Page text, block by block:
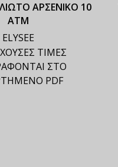
ΑΡΣΕΝΙΚΟ 10
ΑΤΜ
ELYSEE
ΤΙΜΕΣ
ΣΤΟ
PDF